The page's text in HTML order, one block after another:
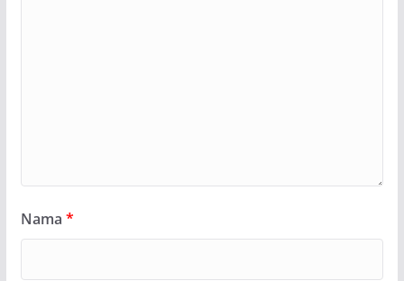
Nama *